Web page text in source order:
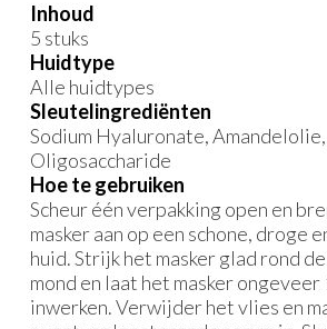
Inhoud
5 stuks
Huidtype
Alle huidtypes
Sleutelingrediënten
Sodium Hyaluronate,
Oligosaccharide
Hoe te gebruiken
Scheur één verpakking open en
masker aan op een schone, droge
huid. Strijk het masker glad rond
mond en laat het masker ongeveer
inwerken. Verwijder het vlies en